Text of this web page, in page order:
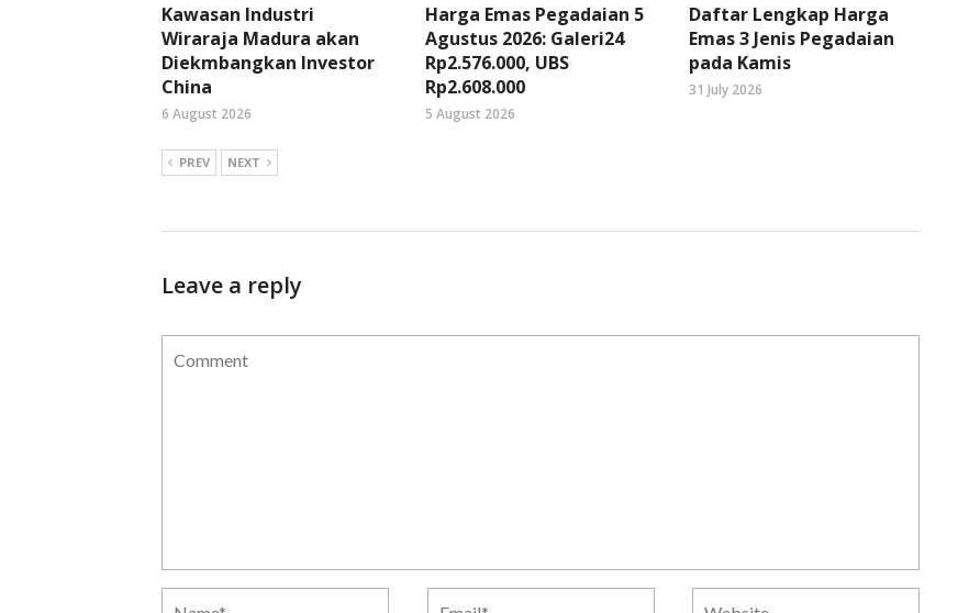
Kawasan Industri
Wiraraja Madura akan
Diekmbangkan Investor
China
6 August 2026
Harga Emas Pegadaian 5
Agustus 2026: Galeri24
Rp2.576.000, UBS
Rp2.608.000
5 August 2026
Daftar Lengkap Harga
Emas 3 Jenis Pegadaian
pada Kamis
31 July 2026
PREV NEXT
Leave a reply